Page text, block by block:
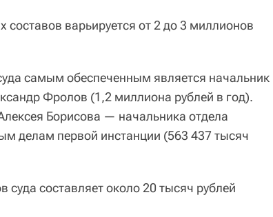
составов варьируется от 2 до 3 миллионов
самым обеспеченным является начальник
Фролов (1,2 миллиона рублей в год).
Борисова — начальника отдела
делам первой инстанции (563 437 тысяч
суда составляет около 20 тысяч рублей